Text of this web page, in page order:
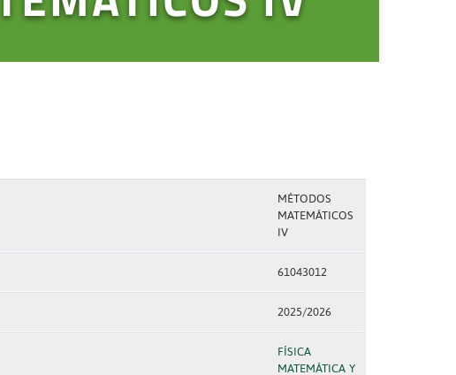
MÉTODOS
MATEMÁTICOS
IV
61043012
2025/2026
FÍSICA
MATEMÁTICA Y